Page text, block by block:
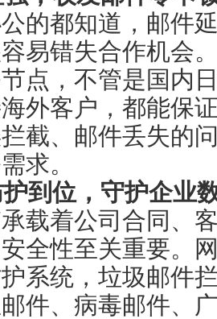
的都知道，邮件
易错失合作机会
点，不管是国内
外客户，都能保
截、邮件丢失的
求。
到位，守护企业
载着公司合同、
全性至关重要。
系统，垃圾邮件
件、病毒邮件、